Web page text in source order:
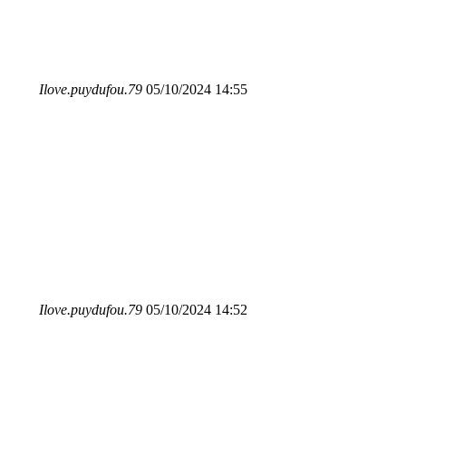
Ilove.puydufou.79 05/10/2024 14:55
Ilove.puydufou.79 05/10/2024 14:52